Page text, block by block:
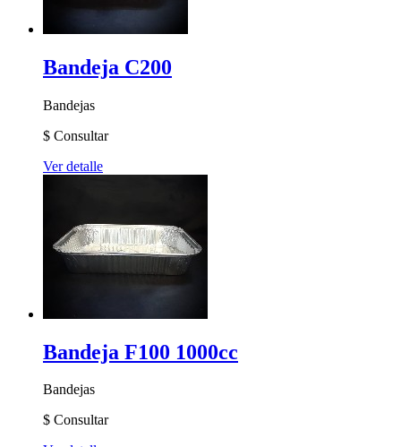
Bandeja C200
Bandejas
$ Consultar
Ver detalle
Bandeja F100 1000cc
Bandejas
$ Consultar